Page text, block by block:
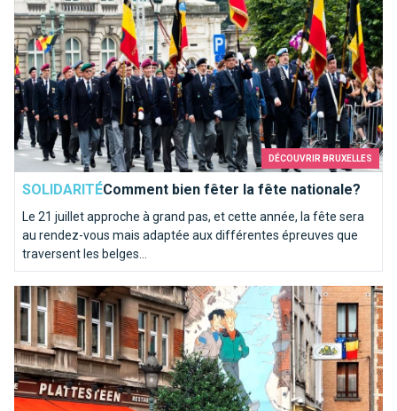
DÉCOUVRIR BRUXELLES
SOLIDARITÉComment bien fêter la fête nationale?
Le 21 juillet approche à grand pas, et cette année, la fête sera
au rendez-vous mais adaptée aux différentes épreuves que
traversent les belges...
Bruxelles dans la BD